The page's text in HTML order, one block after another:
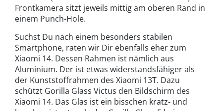
Frontkamera sitzt jeweils mittig am oberen Rand in
einem Punch-Hole.
Suchst Du nach einem besonders stabilen
Smartphone, raten wir Dir ebenfalls eher zum
Xiaomi 14. Dessen Rahmen ist nämlich aus
Aluminium. Der ist etwas widerstandsfähiger als
der Kunststoffrahmen des Xiaomi 13T. Dazu
schützt Gorilla Glass Victus den Bildschirm des
Xiaomi 14. Das Glas ist ein bisschen kratz- und